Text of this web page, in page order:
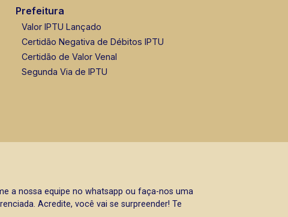
Prefeitura
Valor IPTU Lançado
Certidão Negativa de Débitos IPTU
Certidão de Valor Venal
Segunda Via de IPTU
a nossa equipe no whatsapp ou faça-nos uma
Acredite, você vai se surpreender! Te